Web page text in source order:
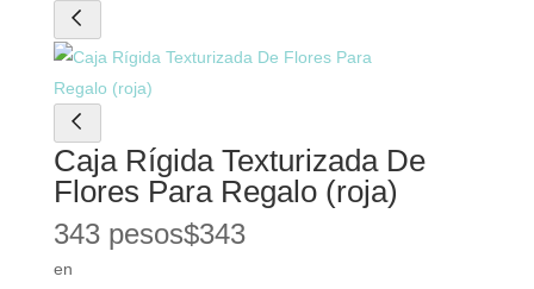
Caja Rígida Texturizada De
Flores Para Regalo (roja)
343 pesos$343
en